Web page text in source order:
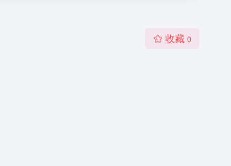
收藏 0